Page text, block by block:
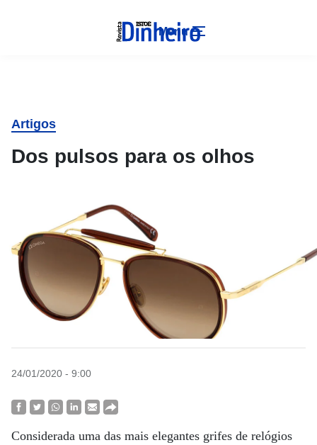
Menu
Artigos
Dos pulsos para os olhos
24/01/2020 - 9:00
Considerada uma das mais elegantes grifes de relógios